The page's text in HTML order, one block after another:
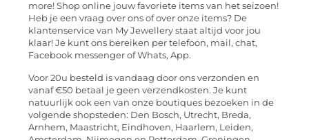
more! Shop online jouw favoriete items van het seizoen!
Heb je een vraag over ons of over onze items? De
klantenservice van My Jewellery staat altijd voor jou
klaar! Je kunt ons bereiken per telefoon, mail, chat,
Facebook messenger of Whats, App.
Voor 20u besteld is vandaag door ons verzonden en
vanaf €50 betaal je geen verzendkosten. Je kunt
natuurlijk ook een van onze boutiques bezoeken in de
volgende shopsteden: Den Bosch, Utrecht, Breda,
Arnhem, Maastricht, Eindhoven, Haarlem, Leiden,